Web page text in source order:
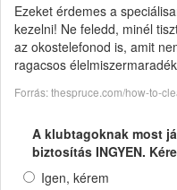
Ezeket érdemes a
kezelni! Ne feledd, minél
az okostelefonod is, amit
ragacsos
Forrás: thespruce.com/how-to-
A klubtagoknak most
biztosítás INGYEN.
Igen, kérem